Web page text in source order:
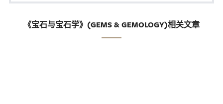
《宝石与宝石学》(GEMS & GEMOLOGY)相关文章